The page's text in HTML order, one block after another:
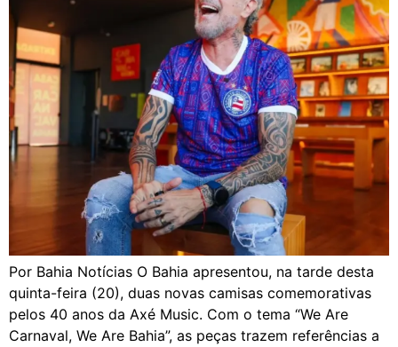
Por Bahia Notícias O Bahia apresentou, na tarde desta
quinta-feira (20), duas novas camisas comemorativas
pelos 40 anos da Axé Music. Com o tema “We Are
Carnaval, We Are Bahia”, as peças trazem referências a